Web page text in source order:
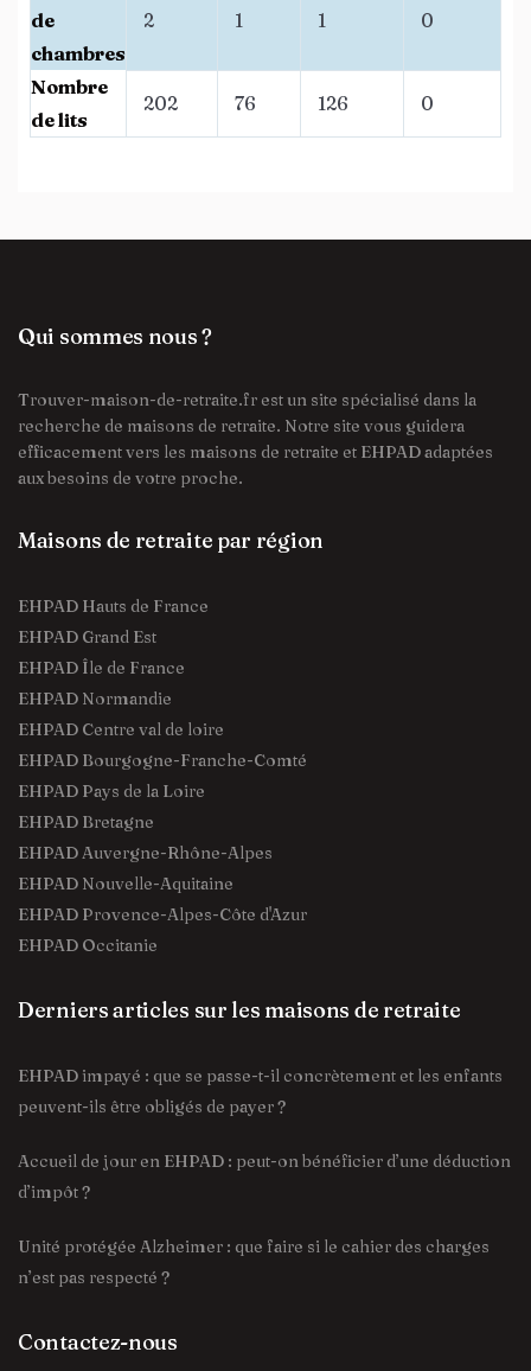
de
chambres
2 1 1 0
Nombre
de lits
202 76 126 0
Qui sommes nous ?
Trouver-maison-de-retraite.fr est un site spécialisé dans la
recherche de maisons de retraite. Notre site vous guidera
efficacement vers les maisons de retraite et EHPAD adaptées
aux besoins de votre proche.
Maisons de retraite par région
EHPAD Hauts de France
EHPAD Grand Est
EHPAD Île de France
EHPAD Normandie
EHPAD Centre val de loire
EHPAD Bourgogne-Franche-Comté
EHPAD Pays de la Loire
EHPAD Bretagne
EHPAD Auvergne-Rhône-Alpes
EHPAD Nouvelle-Aquitaine
EHPAD Provence-Alpes-Côte d'Azur
EHPAD Occitanie
Derniers articles sur les maisons de retraite
EHPAD impayé : que se passe-t-il concrètement et les enfants
peuvent-ils être obligés de payer ?
Accueil de jour en EHPAD : peut-on bénéficier d’une déduction
d’impôt ?
Unité protégée Alzheimer : que faire si le cahier des charges
n’est pas respecté ?
Contactez-nous